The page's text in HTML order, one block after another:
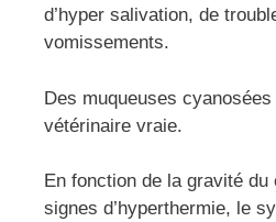
d’hyper salivation, de
vomissements.
Des muqueuses
vétérinaire vraie.
En fonction de la gravité
signes d’hyperthermie, le